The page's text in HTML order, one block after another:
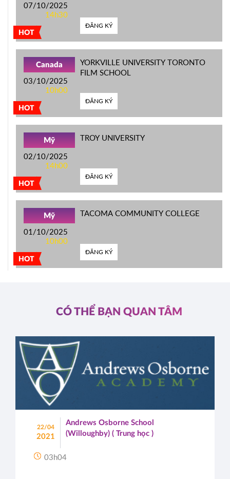
HOT
07/10/2025
14h30
ĐĂNG KÝ
HOT
Canada
03/10/2025
10h00
YORKVILLE UNIVERSITY TORONTO
FILM SCHOOL
ĐĂNG KÝ
HOT
Mỹ
02/10/2025
14h00
TROY UNIVERSITY
ĐĂNG KÝ
HOT
Mỹ
01/10/2025
10h00
TACOMA COMMUNITY COLLEGE
ĐĂNG KÝ
CÓ THỂ BẠN QUAN TÂM
22/04
2021
Andrews Osborne School
(Willoughby) ( Trung học )
03h04